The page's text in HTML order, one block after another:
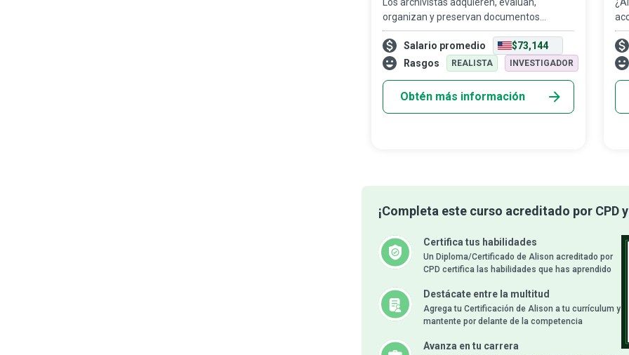
organizan y preservan documentos
valiosos y frágiles, así como otros
materiales que poseen un valor histórico y
cultural para personas, organizaciones y
Salario promedio
$73,144
Rasgos
REALISTA INVESTIGADOR
Obtén más información
de
¡Completa este curso acreditado por CPD
Certifica tus habilidades
Un Diploma/Certificado de Alison acreditado por
CPD certifica las habilidades que has aprendido
Destácate entre la multitud
Agrega tu Certificación de Alison a tu currículum y
mantente por delante de la competencia
Avanza en tu carrera